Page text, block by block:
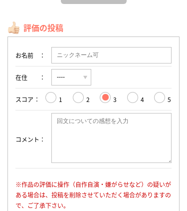
評価の投稿
お名前
在住
スコア 1 2 3 4 5
コメント
※作品の評価に操作（自作自演・嫌がらせなど）の疑いが
ある場合は、投稿を削除させていただく場合がありますの
で、ご了承下さい。